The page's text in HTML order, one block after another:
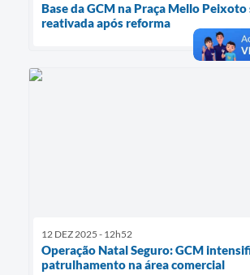
Base da GCM na Praça Mello Peixoto
reativada após reforma
12 DEZ 2025 - 12h52
Operação Natal Seguro: GCM
patrulhamento na área comercial